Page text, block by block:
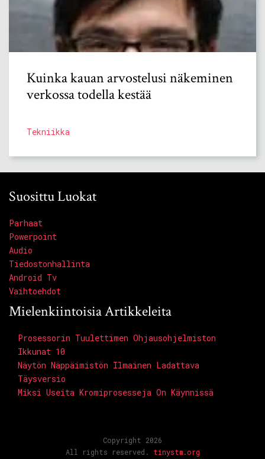
Kuinka kauan arvostelusi näkeminen
verkossa todella kestää
Tekniikka
Suosittu Luokat
Parhaat
Powerpoint
Audio
Tiedostonhallinta
Android Tv
Vaihtoehdot
Mielenkiintoisia Artikkeleita
Prosessorin Tuulettimen Ohjausohjelmiston
Ikkunat 10
Näytön Näppäimistön Ilmainen Ladattava
Täysversio
Miksi Useita Kromiprosesseja On Käynnissä
Copyright 2026
All rights reserved. tinystm.org